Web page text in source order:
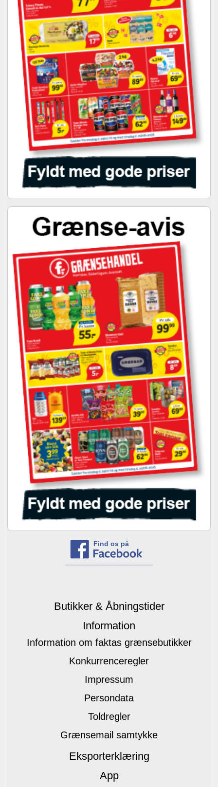
Find os på
Butikker & Åbningstider
Information
Information om faktas grænsebutikker
Konkurrenceregler
Impressum
Persondata
Toldregler
Grænsemail samtykke
Eksporterklæring
App